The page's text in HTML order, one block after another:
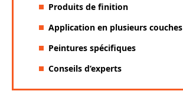
Produits de finition
Application en plusieurs couches
Peintures spécifiques
Conseils d’experts